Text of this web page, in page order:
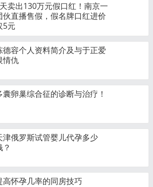
卖出130万元假口红！南京一
伙直播售假，假名牌口红进价
5元
德容个人资料简介及与于正爱
情仇
囊卵巢综合征的诊断与治疗！
津俄罗斯试管婴儿代孕多少
？
高怀孕几率的同房技巧